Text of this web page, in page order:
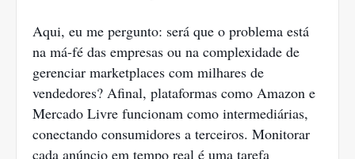
Aqui, eu me pergunto: será que o problema está
na má-fé das empresas ou na complexidade de
gerenciar marketplaces com milhares de
vendedores? Afinal, plataformas como Amazon e
Mercado Livre funcionam como intermediárias,
conectando consumidores a terceiros. Monitorar
cada anúncio em tempo real é uma tarefa